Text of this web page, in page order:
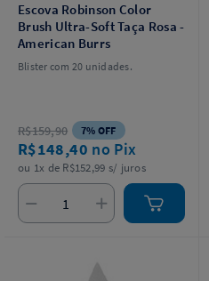
Escova Robinson Color
Brush Ultra-Soft Taça Rosa -
American Burrs
Blister com 20 unidades.
R$159,90 7% OFF
R$148,40 no Pix
ou 1x de R$152,99 s/ juros